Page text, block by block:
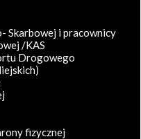
Skarbowej i pracownicy
/KAS
Drogowego
fizycznej